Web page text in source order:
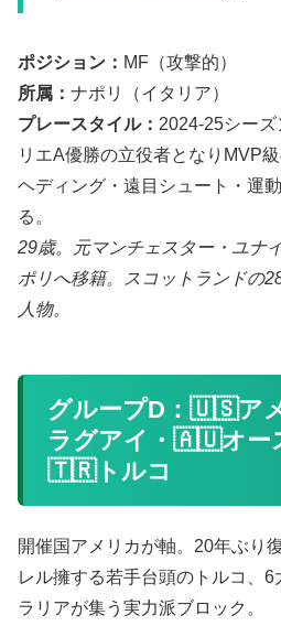
ポジション： MF（攻撃的）
所属： ナポリ（イタリア）
プレースタイル： 2024-25シー
リエA優勝の立役者となりMVP
ヘディング・遠目シュート・運
る。
29歳。元マンチェスター・ユナ
ポリへ移籍。スコットランドの
人物。
グループD：🇺🇸ア
ラグアイ・🇦🇺オー
🇹🇷トルコ
開催国アメリカが軸。20年ぶり
レル擁する若手台頭のトルコ、6
ラリアが集う実力派ブロック。